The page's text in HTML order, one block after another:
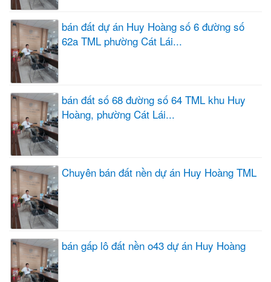
bán đất dự án Huy Hoàng số 6 đường số
62a TML phường Cát Lái...
bán đất số 68 đường số 64 TML khu Huy
Hoàng, phường Cát Lái...
Chuyên bán đất nền dự án Huy Hoàng TML
bán gấp lô đất nền o43 dự án Huy Hoàng